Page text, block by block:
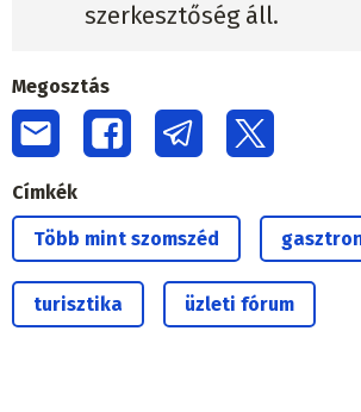
szerkesztőség áll.
Megosztás
Címkék
Több mint szomszéd
turisztika üzleti fórum